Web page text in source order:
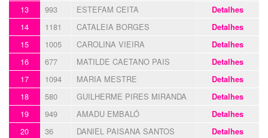
13 993 ESTEFAM CEITA Detalhes
14 1181 CATALEIA BORGES Detalhes
15 1005 CAROLINA VIEIRA Detalhes
16 677 MATILDE CAETANO PAIS Detalhes
17 1094 MARIA MESTRE Detalhes
18 580 GUILHERME PIRES MIRANDA Detalhes
19 949 AMADU EMBALÓ Detalhes
20 36 DANIEL PAISANA SANTOS Detalhes